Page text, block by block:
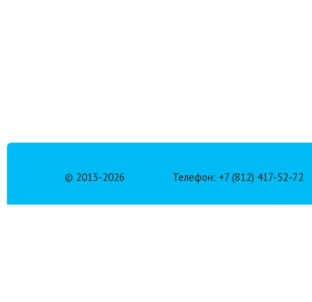
© 2013-2026 Телефон: +7 (812) 417-52-72